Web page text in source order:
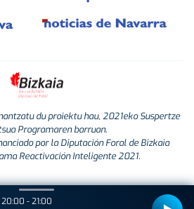
du proiektu hau, 2021eko Suspertze
Programaren barruan.
por la Diputación Foral de Bizkaia
Reactivación Inteligente 2021.
20:00 - 21:00